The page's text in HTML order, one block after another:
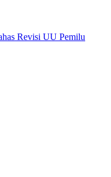
Revisi UU Pemilu